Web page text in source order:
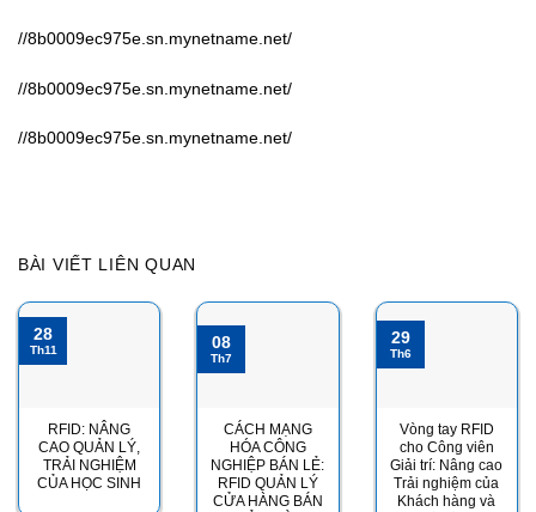
//8b0009ec975e.sn.mynetname.net/
//8b0009ec975e.sn.mynetname.net/
//8b0009ec975e.sn.mynetname.net/
BÀI VIẾT LIÊN QUAN
RFID: NÂNG
CAO QUẢN LÝ,
TRẢI NGHIỆM
CỦA HỌC SINH
28
Th11
CÁCH MẠNG
HÓA CÔNG
NGHIỆP BÁN LẺ:
RFID QUẢN LÝ
CỬA HÀNG BÁN
08
Th7
Vòng tay RFID
cho Công viên
Giải trí: Nâng cao
Trải nghiệm của
Khách hàng và
29
Th6